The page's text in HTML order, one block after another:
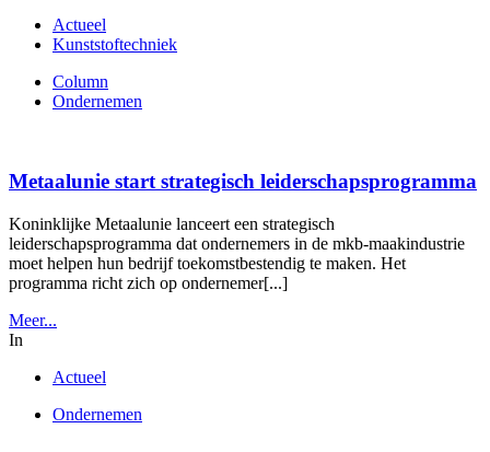
Actueel
Kunststoftechniek
Column
Ondernemen
Metaalunie start strategisch leiderschapsprogramma
Koninklijke Metaalunie lanceert een strategisch
leiderschapsprogramma dat ondernemers in de mkb-maakindustrie
moet helpen hun bedrijf toekomstbestendig te maken. Het
programma richt zich op ondernemer[...]
Meer...
In
Actueel
Ondernemen